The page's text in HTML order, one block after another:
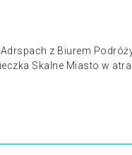
z Biurem
Skalne Miasto w